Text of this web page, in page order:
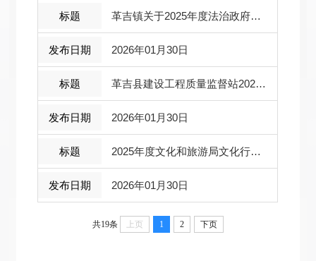
革吉镇关于2025年度法治政府建设工作情况的报告
2026年01月30日
革吉县建设工程质量监督站2025年度执法年报
2026年01月30日
2025年度文化和旅游局文化行政执法情况工作报告
2026年01月30日
共19条 上页 1 2 下页